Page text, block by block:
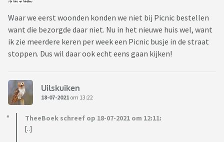
Waar we eerst woonden konden we niet bij Picnic bestellen
want die bezorgde daar niet. Nu in het nieuwe huis wel, want
ik zie meerdere keren per week een Picnic busje in de straat
stoppen. Dus wil daar ook echt eens gaan kijken!
Uilskuiken
18-07-2021 om 13:22
TheeBoek schreef op 18-07-2021 om 12:11:
[..]